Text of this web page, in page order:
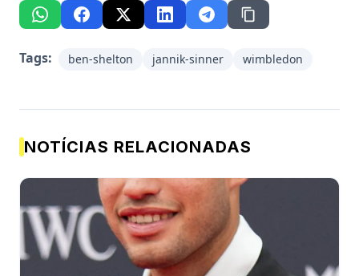
Tags: ben-shelton jannik-sinner wimbledon
NOTÍCIAS RELACIONADAS